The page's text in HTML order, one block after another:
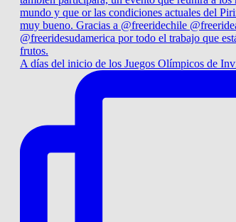
A días del inicio de los Juegos Olímpicos de